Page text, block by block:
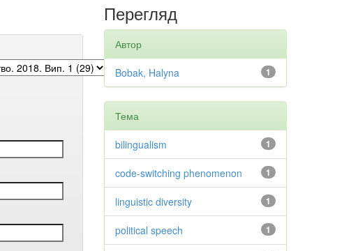
Перегляд
Автор
1
Bobak, Halyna
Тема
1
bilingualism
1
code-switching phenomenon
1
linguistic diversity
1
political speech